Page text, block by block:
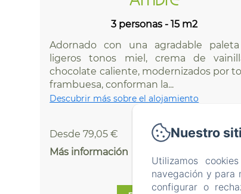
3 personas - 15 m2
Adornado con una agradable
ligeros tonos miel, crema de
chocolate caliente, modernizados por
frambuesa, conforman la...
Descubrir más sobre el alojamiento
Desde 79,05 €
Más información
Nuestro
Utilizamos
navegación y para
configurar o